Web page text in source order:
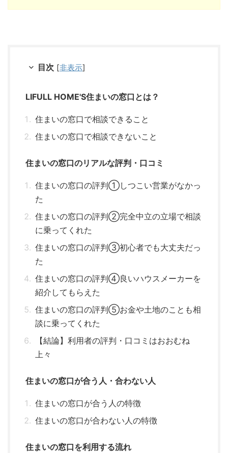
目次 [非表示]
LIFULL HOME'S住まいの窓口とは？
住まいの窓口で相談できること
住まいの窓口で相談できないこと
住まいの窓口のリアルな評判・口コミ
住まいの窓口の評判①しつこい営業がなかっ
た
住まいの窓口の評判②完全中立の立場で相談
に乗ってくれた
住まいの窓口の評判③初心者でも大丈夫だっ
た
住まいの窓口の評判④良いハウスメーカーを
紹介してもらえた
住まいの窓口の評判⑤お金や土地のことも相
談に乗ってくれた
【結論】利用者の評判・口コミはおおむね
上々
住まいの窓口が合う人・合わない人
住まいの窓口が合う人の特徴
住まいの窓口が合わない人の特徴
住まいの窓口を利用する流れ